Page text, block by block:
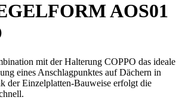
AOS01
mit der Halterung COPPO das ideale
einesAnschlagpunktes auf Dächern in
der Einzelplatten-Bauweise erfolgt die